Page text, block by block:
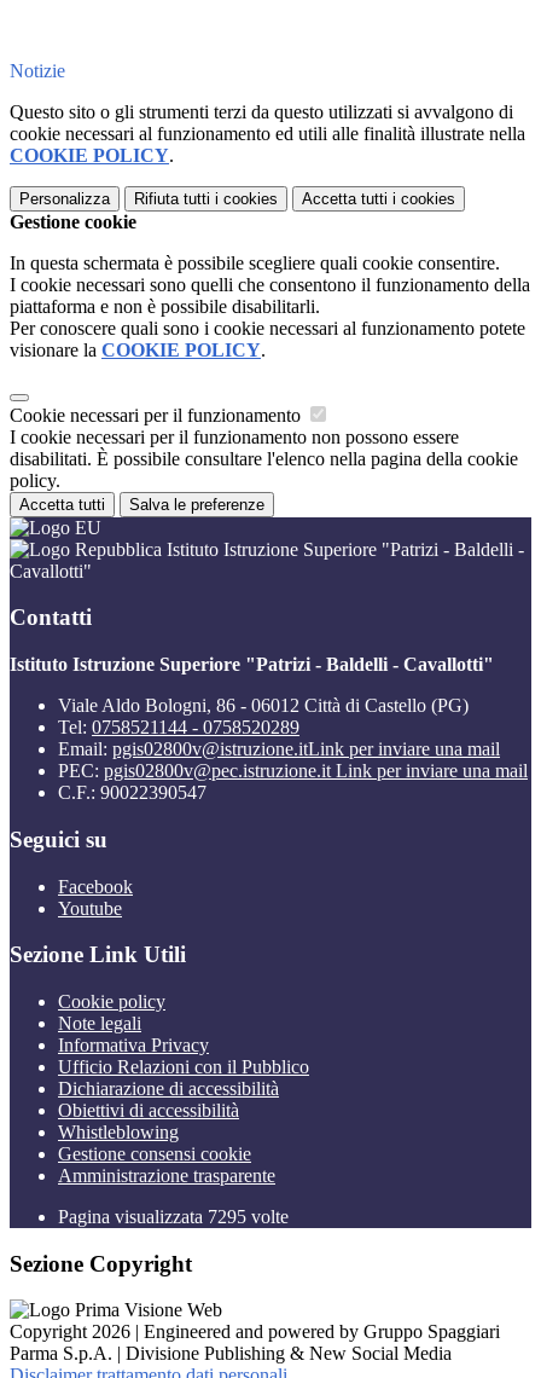
Notizie
Questo sito o gli strumenti terzi da questo utilizzati si avvalgono di
cookie necessari al funzionamento ed utili alle finalità illustrate nella
COOKIE POLICY.
Personalizza Rifiuta tutti i cookies Accetta tutti i cookies
Gestione cookie
In questa schermata è possibile scegliere quali cookie consentire.
I cookie necessari sono quelli che consentono il funzionamento della
piattaforma e non è possibile disabilitarli.
Per conoscere quali sono i cookie necessari al funzionamento potete
visionare la COOKIE POLICY.
Cookie necessari per il funzionamento
I cookie necessari per il funzionamento non possono essere
disabilitati. È possibile consultare l'elenco nella pagina della cookie
policy.
Accetta tutti Salva le preferenze
Istituto Istruzione Superiore "Patrizi - Baldelli -
Cavallotti"
Contatti
Istituto Istruzione Superiore "Patrizi - Baldelli - Cavallotti"
Viale Aldo Bologni, 86 - 06012 Città di Castello (PG)
Tel: 0758521144 - 0758520289
Email: pgis02800v@istruzione.itLink per inviare una mail
PEC: pgis02800v@pec.istruzione.it Link per inviare una mail
C.F.: 90022390547
Seguici su
Facebook
Youtube
Sezione Link Utili
Cookie policy
Note legali
Informativa Privacy
Ufficio Relazioni con il Pubblico
Dichiarazione di accessibilità
Obiettivi di accessibilità
Whistleblowing
Gestione consensi cookie
Amministrazione trasparente
Pagina visualizzata 7295 volte
Sezione Copyright
Copyright 2026 | Engineered and powered by Gruppo Spaggiari
Parma S.p.A. | Divisione Publishing & New Social Media